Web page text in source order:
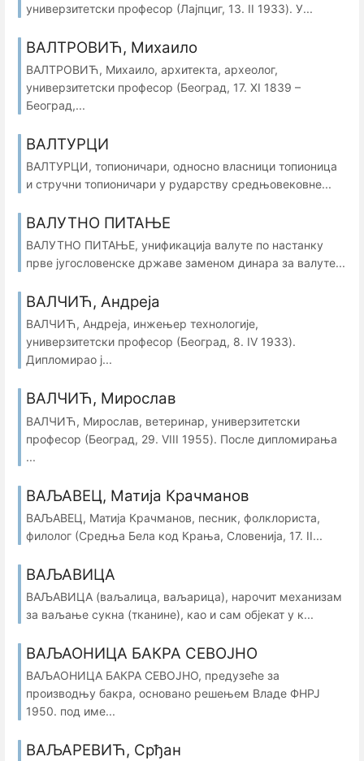
универзитетски професор (Лајпциг, 13. II 1933). У...
ВАЛТРОВИЋ, Михаило
ВАЛТРОВИЋ, Михаило, архитекта, археолог,
универзитетски професор (Београд, 17. XI 1839 –
Београд,...
ВАЛТУРЦИ
ВАЛТУРЦИ, топионичари, односно власници топионица
и стручни топионичари у рударству средњовековне...
ВАЛУТНО ПИТАЊЕ
ВАЛУТНО ПИТАЊЕ, унификација валуте по настанку
прве југословенске државе заменом динара за валуте...
ВАЛЧИЋ, Андреја
ВАЛЧИЋ, Андреја, инжењер технологије,
универзитетски професор (Београд, 8. IV 1933).
Дипломирао ј...
ВАЛЧИЋ, Мирослав
ВАЛЧИЋ, Мирослав, ветеринар, универзитетски
професор (Београд, 29. VIII 1955). После дипломирања
...
ВАЉАВЕЦ, Матија Крачманов
ВАЉАВЕЦ, Матија Крачманов, песник, фолклориста,
филолог (Средња Бела код Крања, Словенија, 17. II...
ВАЉАВИЦА
ВАЉАВИЦА (ваљалица, ваљарица), нарочит механизам
за ваљање сукна (тканине), као и сам објекат у к...
ВАЉАОНИЦА БАКРА СЕВОЈНО
ВАЉАОНИЦА БАКРА СЕВОЈНО, предузеће за
производњу бакра, основано решењем Владе ФНРЈ
1950. под име...
ВАЉАРЕВИЋ, Срђан